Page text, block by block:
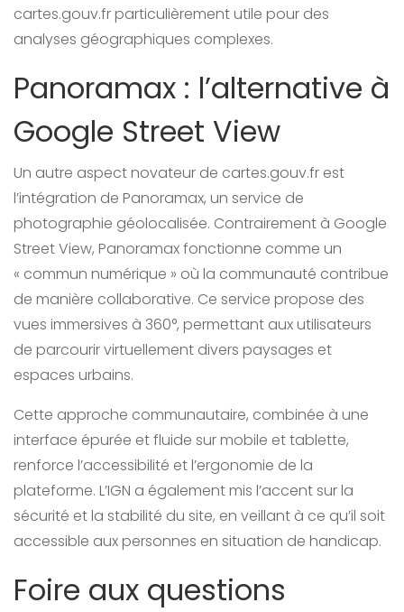
cartes.gouv.fr particulièrement utile pour des
analyses géographiques complexes.
Panoramax : l’alternative à
Google Street View
Un autre aspect novateur de cartes.gouv.fr est
l’intégration de Panoramax, un service de
photographie géolocalisée. Contrairement à Google
Street View, Panoramax fonctionne comme un
« commun numérique » où la communauté contribue
de manière collaborative. Ce service propose des
vues immersives à 360°, permettant aux utilisateurs
de parcourir virtuellement divers paysages et
espaces urbains.
Cette approche communautaire, combinée à une
interface épurée et fluide sur mobile et tablette,
renforce l’accessibilité et l’ergonomie de la
plateforme. L’IGN a également mis l’accent sur la
sécurité et la stabilité du site, en veillant à ce qu’il soit
accessible aux personnes en situation de handicap.
Foire aux questions